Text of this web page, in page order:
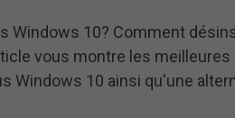
Windows 10? Comment
vous montre les
Windows 10 ainsi qu'une